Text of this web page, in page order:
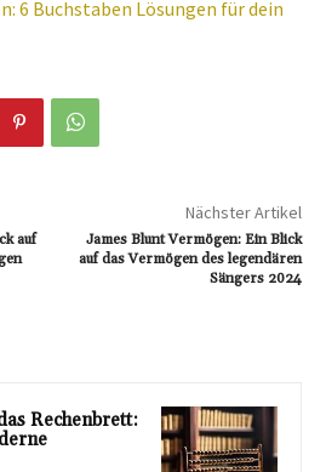
6 Buchstaben Lösungen für dein
auf
Nächster Artikel
James Blunt Vermögen: Ein Blick
auf das Vermögen des legendären
Sängers 2024
Rechenbrett: